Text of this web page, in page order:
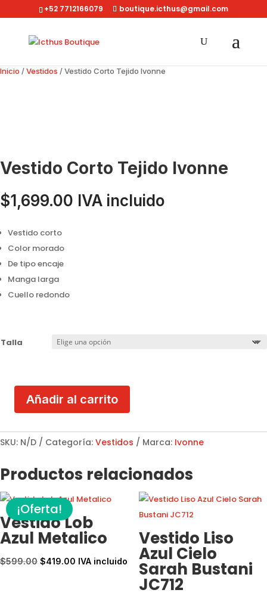
+52 7712166079 boutique.icthus@gmail.com
Inicio /Vestidos / Vestido Corto Tejido Ivonne
Vestido Corto Tejido Ivonne
$1,699.00 IVA incluido
Vestido corto
Color morado
De tipo encaje
Manga larga
Cuello redondo
Talla
Vestido
Tejido
Ivonne
Añadir al carrito
SKU: N/D Categoría: Vestidos Marca: Ivonne
Productos relacionados
¡Oferta!
Vestido Lob
Azul Metalico
$599.00 El
$419.00 El
IVA incluido
Vestido Liso
Azul Cielo
Sarah Bustani
JC712